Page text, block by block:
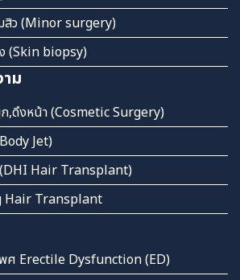
สิว (Minor surgery)
(Skin biopsy)
ม
,ดึงหน้า (Cosmetic Surgery)
Jet)
Hair Transplant)
Hair Transplant
ศ Erectile Dysfunction (ED)